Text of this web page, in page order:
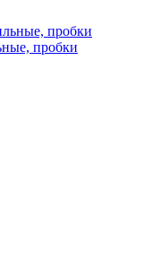
пробки
пробки